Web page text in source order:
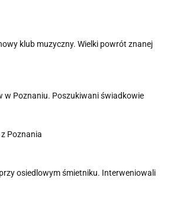
klub muzyczny. Wielki powrót znanej
w Poznaniu. Poszukiwani świadkowie
Poznania
osiedlowym śmietniku. Interweniowali